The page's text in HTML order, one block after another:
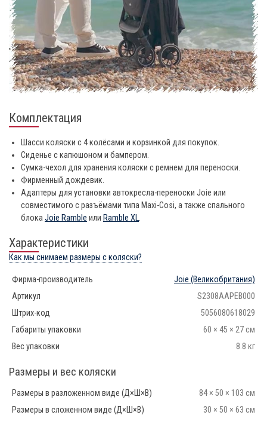
Комплектация
Шасси коляски с 4 колёсами и корзинкой для покупок.
Сиденье с капюшоном и бампером.
Сумка-чехол для хранения коляски с ремнем для переноски.
Фирменный дождевик.
Адаптеры для установки автокресла-переноски Joie или
совместимого с разъёмами типа Maxi-Cosi, а также спального
блокаJoie Ramble или Ramble XL.
Характеристики
Как мы снимаем размеры с коляски?
Фирма-производитель Joie (Великобритания)
Артикул
S2308AAPEB000
Штрих-код
5056080618029
Габариты упаковки
60 × 45 × 27 см
Вес упаковки
8.8 кг
Размеры и вес коляски
Размеры в разложенном виде (Д×Ш×В)
84 × 50 × 103 см
Размеры в сложенном виде (Д×Ш×В)
30 × 50 × 63 см